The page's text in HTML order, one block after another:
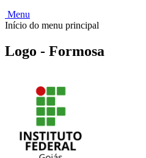
Menu
Início do menu principal
Logo - Formosa